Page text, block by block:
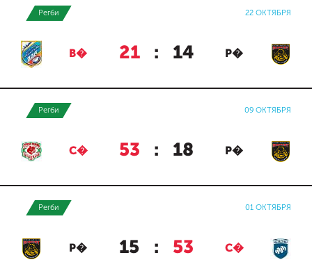
Регби 22 ОКТЯБРЯ
В� 21 : 14 Р�
Регби 09 ОКТЯБРЯ
С� 53 : 18 Р�
Регби 01 ОКТЯБРЯ
Р� 15 : 53 С�